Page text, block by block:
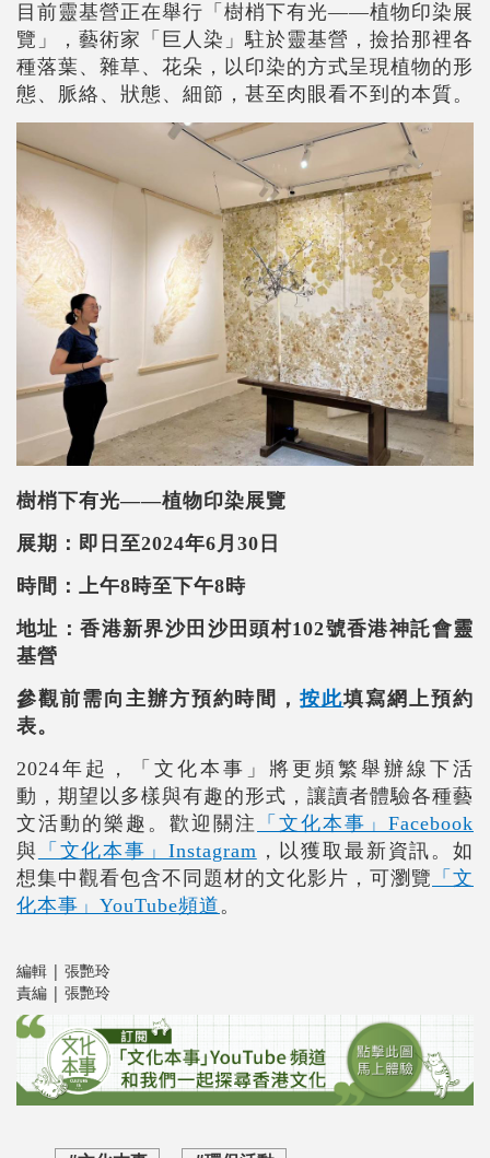
目前靈基營正在舉行「樹梢下有光——植物印染展
覽」，藝術家「巨人染」駐於靈基營，撿拾那裡各
種落葉、雜草、花朵，以印染的方式呈現植物的形
態、脈絡、狀態、細節，甚至肉眼看不到的本質。
樹梢下有光——植物印染展覽
展期：即日至2024年6月30日
時間：上午8時至下午8時
地址：香港新界沙田沙田頭村102號香港神託會靈
基營
參觀前需向主辦方預約時間，按此填寫網上預約
表。
2024年起，「文化本事」將更頻繁舉辦線下活
動，期望以多樣與有趣的形式，讓讀者體驗各種藝
文活動的樂趣。歡迎關注
「文化本事」Facebook
與
「文化本事」Instagram ，以獲取最新資訊。如
想集中觀看包含不同題材的文化影片，可瀏覽 「文
化本事」YouTube頻道 。
編輯 | 張艷玲
責編 | 張艷玲